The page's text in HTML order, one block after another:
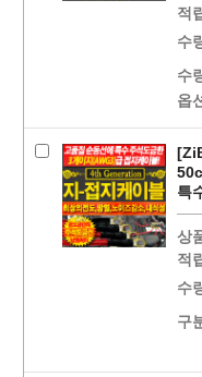
페이코 라이
적
수
수
옵
특
상
적
수
구